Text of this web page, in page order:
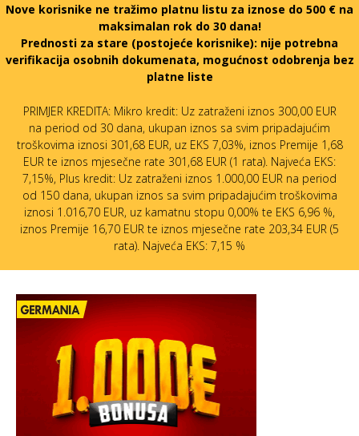
Nove korisnike ne tražimo platnu listu za iznose do 500 € na
maksimalan rok do 30 dana!
Prednosti za stare (postojeće korisnike): nije potrebna
verifikacija osobnih dokumenata, mogućnost odobrenja bez
platne liste
PRIMJER KREDITA: Mikro kredit: Uz zatraženi iznos 300,00 EUR
na period od 30 dana, ukupan iznos sa svim pripadajućim
troškovima iznosi 301,68 EUR, uz EKS 7,03%, iznos Premije 1,68
EUR te iznos mjesečne rate 301,68 EUR (1 rata). Najveća EKS:
7,15%, Plus kredit: Uz zatraženi iznos 1.000,00 EUR na period
od 150 dana, ukupan iznos sa svim pripadajućim troškovima
iznosi 1.016,70 EUR, uz kamatnu stopu 0,00% te EKS 6,96 %,
iznos Premije 16,70 EUR te iznos mjesečne rate 203,34 EUR (5
rata). Najveća EKS: 7,15 %